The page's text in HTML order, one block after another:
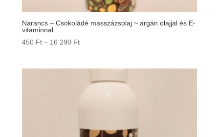
Narancs – Csokoládé masszázsolaj ~ argán olajjal és E-
vitaminnal.
450 Ft – 16 290 FtÁrtartomány:
290 Ft